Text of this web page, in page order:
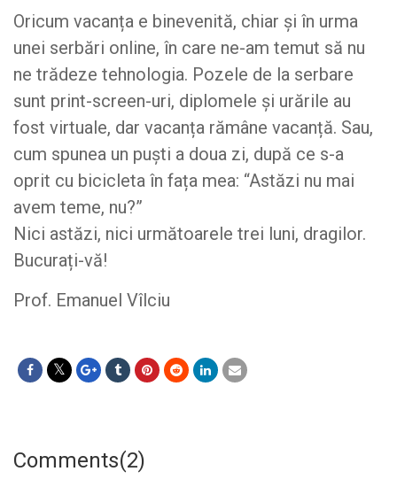
Oricum vacanța e binevenită, chiar și în urma
unei serbări online, în care ne-am temut să nu
ne trădeze tehnologia. Pozele de la serbare
sunt print-screen-uri, diplomele și urările au
fost virtuale, dar vacanța rămâne vacanță. Sau,
cum spunea un puști a doua zi, după ce s-a
oprit cu bicicleta în fața mea: “Astăzi nu mai
avem teme, nu?”
Nici astăzi, nici următoarele trei luni, dragilor.
Bucurați-vă!
Prof. Emanuel Vîlciu
Comments(2)